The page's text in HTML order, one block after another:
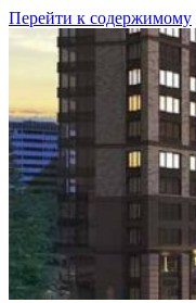
Перейти к содержимому